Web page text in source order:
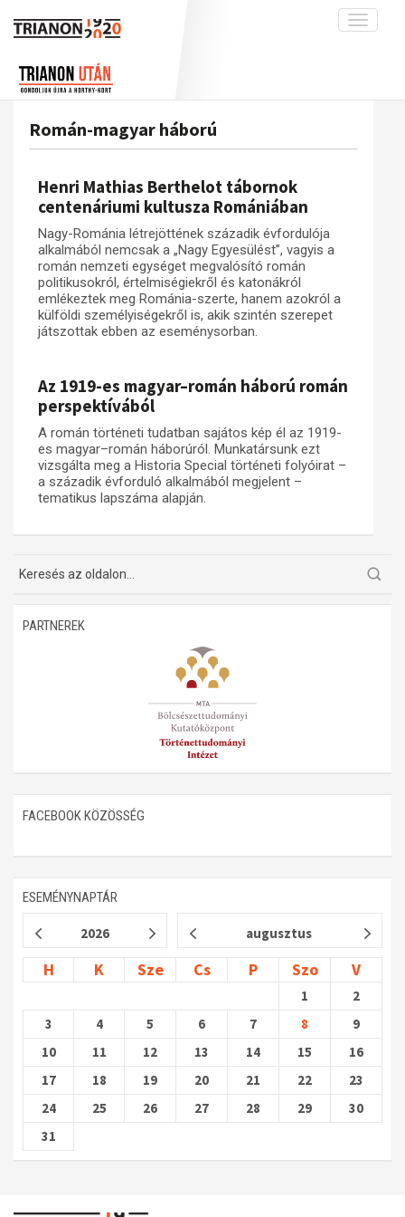
Toggle
interpretációk
A békerendszer megszilárdulása
Galéria
Adatbázis
Emlékművek (feltöltés alatt)
Menekültek
Visszhang
Publikációk
Kapcsolat
Trianon-kommentár
A trianoni szerződés
Műhelymunkák
Román-magyar háború
Henri Mathias Berthelot tábornok
centenáriumi kultusza Romániában
Nagy-Románia létrejöttének századik évfordulója
alkalmából nemcsak a „Nagy Egyesülést”, vagyis a
román nemzeti egységet megvalósító román
politikusokról, értelmiségiekről és katonákról
emlékeztek meg Románia-szerte, hanem azokról a
külföldi személyiségekről is, akik szintén szerepet
játszottak ebben az eseménysorban.
Az 1919-es magyar–román háború román
perspektívából
A román történeti tudatban sajátos kép él az 1919-
es magyar–román háborúról. Munkatársunk ezt
vizsgálta meg a Historia Special történeti folyóirat –
a századik évforduló alkalmából megjelent –
tematikus lapszáma alapján.
PARTNEREK
FACEBOOK KÖZÖSSÉG
ESEMÉNYNAPTÁR
2026 augusztus
H K Sze Cs P Szo V
1
2
3
4 5 6 7 8
9
10
11 12 13 14 15
16
17
18 19 20 21 22
23
24
25 26 27 28 29
30
31